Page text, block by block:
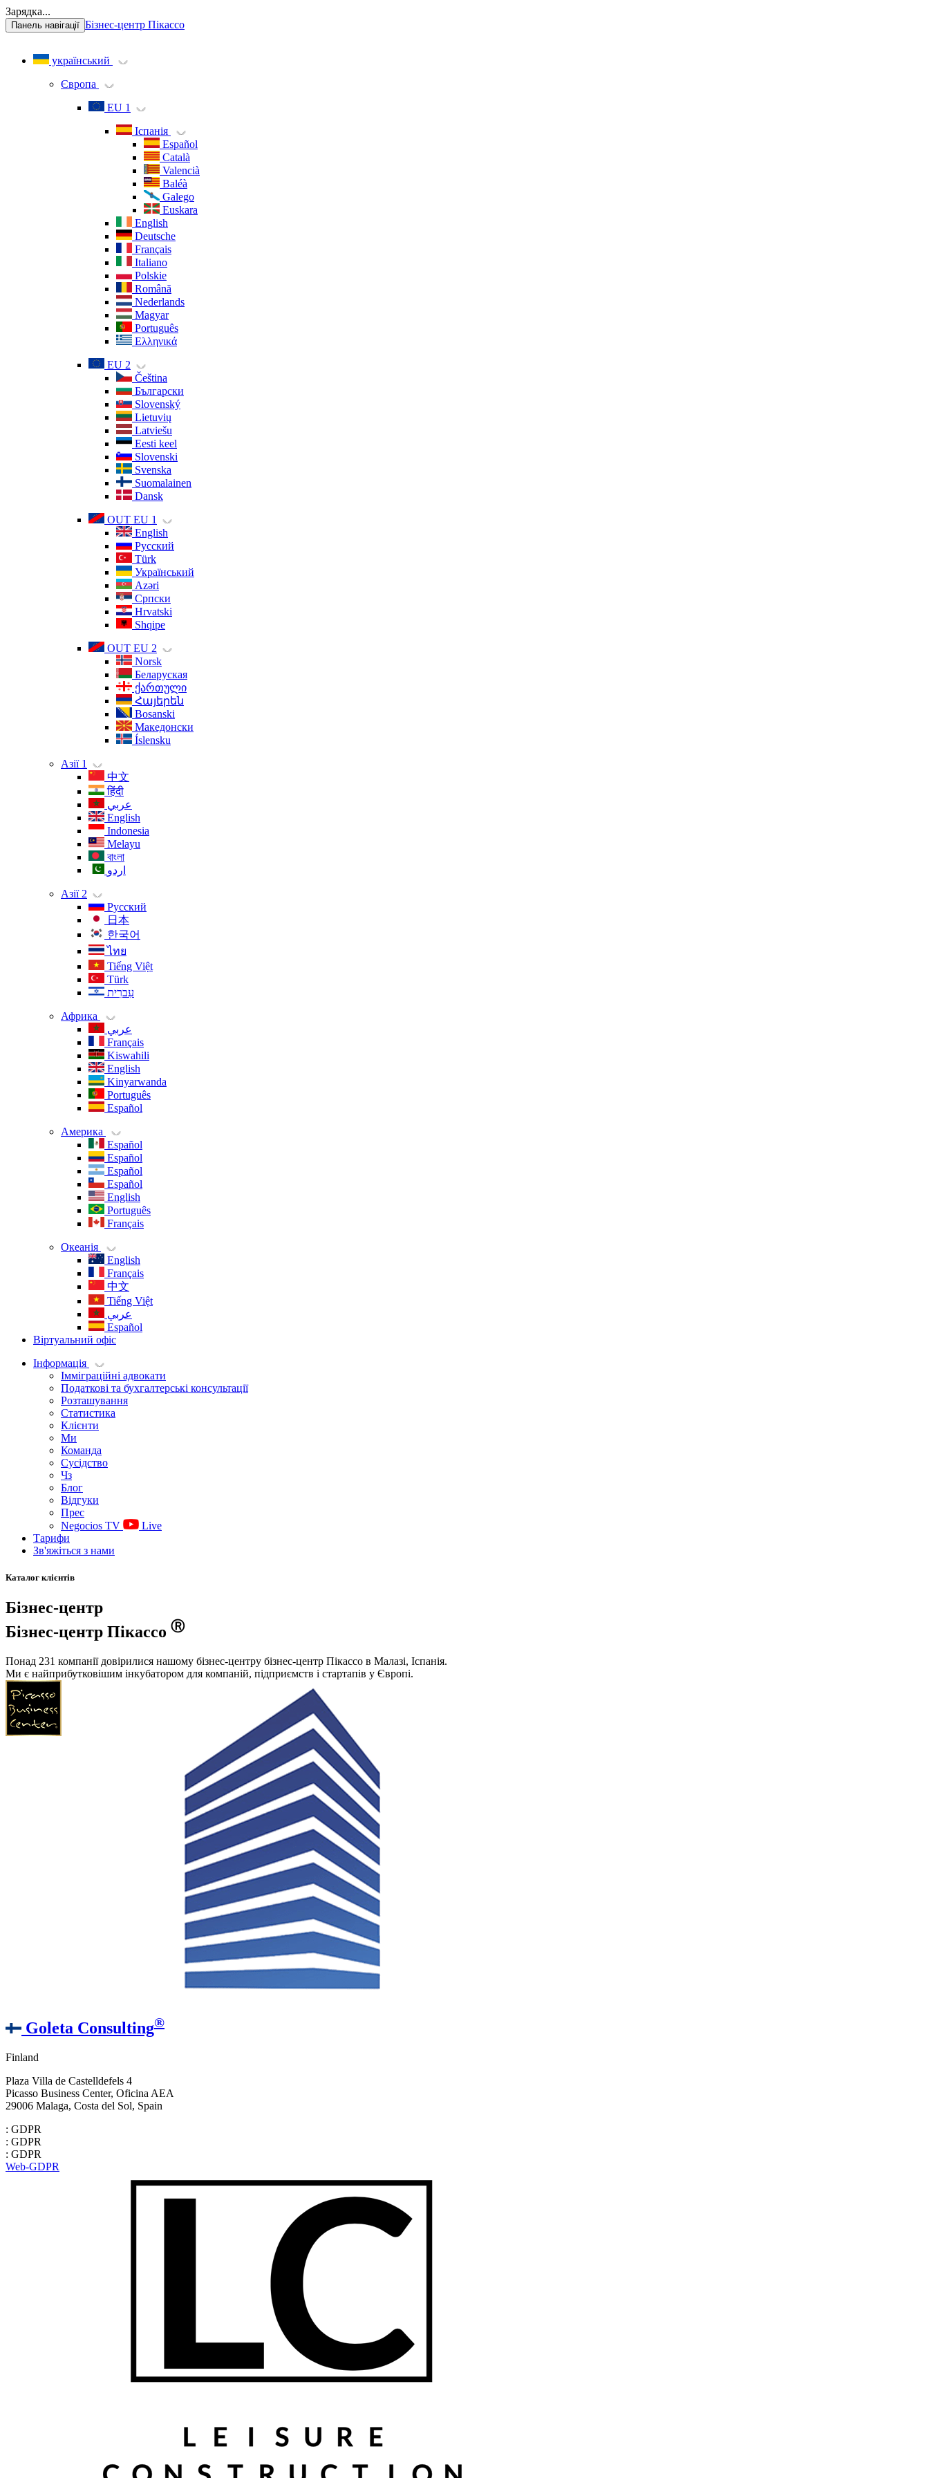
Зарядка...
Панель навігації Бізнес-центр Пікассо
український
Європа
EU 1
Іспанія
Español
Català
Valencià
Baléà
Galego
Euskara
English
Deutsche
Français
Italiano
Polskie
Română
Nederlands
Magyar
Português
Ελληνικά
EU 2
Čeština
Български
Slovenský
Lietuvių
Latviešu
Eesti keel
Slovenski
Svenska
Suomalainen
Dansk
OUT EU 1
English
Русский
Türk
Український
Azəri
Српски
Hrvatski
Shqipe
OUT EU 2
Norsk
Беларуская
ქართული
Հայերեն
Bosanski
Македонски
Íslensku
Азії 1
中文
हिंदी
عربي
English
Indonesia
Melayu
বাংলা
اردو
Азії 2
Русский
日本
한국어
ไทย
Tiếng Việt
Türk
עִברִית
Африка
عربي
Français
Kiswahili
English
Kinyarwanda
Português
Español
Америка
Español
Español
Español
Español
English
Português
Français
Океанія
English
Français
中文
Tiếng Việt
عربي
Español
Віртуальний офіс
Інформація
Імміграційні адвокати
Податкові та бухгалтерські консультації
Розташування
Статистика
Клієнти
Ми
Команда
Сусідство
Чз
Блог
Відгуки
Прес
Negocios TV
Live
Тарифи
Зв'яжіться з нами
Каталог клієнтів
Бізнес-центр
Бізнес-центр Пікассо Ⓡ
Понад 231 компанії довірилися нашому бізнес-центру бізнес-центр Пікассо в Малазі, Іспанія.
Ми є найприбутковішим інкубатором для компаній, підприємств і стартапів у Європі.
Goleta Consulting®
Finland
Plaza Villa de Castelldefels 4
Picasso Business Center, Oficina AEA
29006 Malaga, Costa del Sol, Spain
: GDPR
: GDPR
: GDPR
Web-GDPR